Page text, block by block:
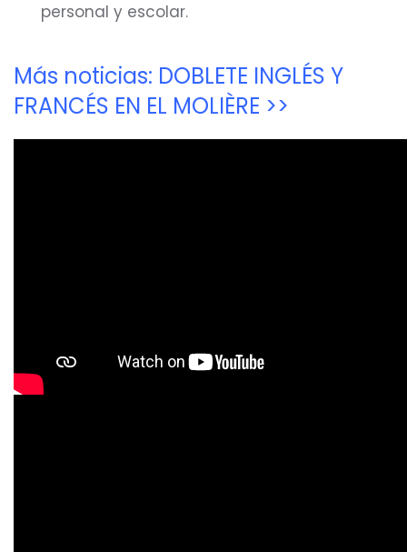
personal y escolar.
Más noticias: DOBLETE INGLÉS Y
FRANCÉS EN EL MOLIÈRE >>